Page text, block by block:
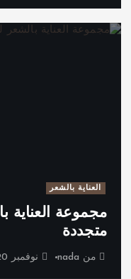
العناية بالشعر
مجموعة العناية
متجددة
من nada نوفمبر 20, 2025